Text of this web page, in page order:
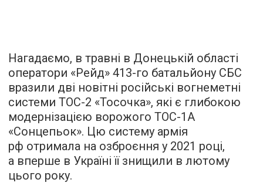
Нагадаємо, в травні в Донецькій області
оператори «Рейд» 413-го батальйону СБС
вразили дві новітні російські вогнеметні
системи ТОС-2 «Тосочка», які є глибокою
модернізацією ворожого ТОС-1А
«Сонцепьок». Цю систему армія
рф отримала на озброєння у 2021 році,
а вперше в Україні її знищили в лютому
цього року.